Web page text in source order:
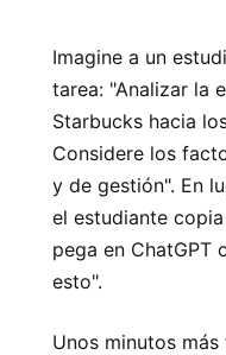
Imagine a un
tarea: "Analizar la
Starbucks hacia
Considere los
y de gestión". En
el estudiante
pega en ChatGPT
esto".
Unos minutos